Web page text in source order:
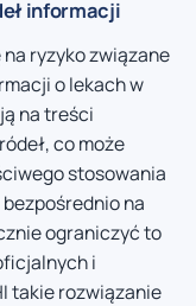
informacji
ryzyko związane
o lekach w
na treści
co może
stosowania
na
ograniczyć to
i
takie rozwiązanie